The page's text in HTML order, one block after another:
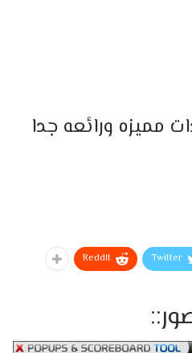
مميزه ورائعه جدا
Twitter
ReddIt